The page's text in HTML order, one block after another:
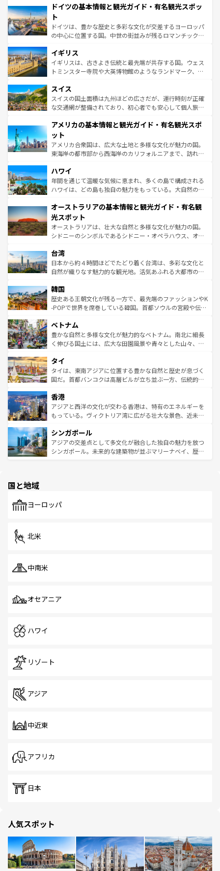
せる。地方によって風土や気候が異なるスペインはその個
ンテンツ一覧 を参照してほしい。
で、幅広い魅力が詰まっている。華麗な宮殿、歴史的な大
聖堂、美しいビーチ、そして豊かな自然が、訪れる者を心
から魅了する。また、フランスは美食の国としても知ら
れ、フランス料理はユネスコ無形文化遺産にも登録されて
香り高いラベンダー畑など、多彩な楽しみ方が可能だ。さ
らに、パリ以外の地域にも魅力が溢れており、どの街角に
も豊かな歴史と文化が息づいている。パリ以外の個性あふ
を参照してほしい。
ドイツの基本情報と観光ガイド・有名観光スポッ
ト
ドイツは、豊かな歴史と多彩な文化が交差するヨーロッパ
の中心に位置する国。中世の街並みが残るロマンチック街
顔を持つこの国は、どこを歩いても飽きることがない。ベ
ルリンの文化的活気、バイエルン州のアルプスの絶景、そ
してライン川沿いのワイン畑といった風景は必見。ビール
は、お酒好きな人にはぜひ体験してほしい。 なお、新着の
ドイツ情報はコンテンツ一覧を参照してほしい。
イギリス
イギリスは、古きよき伝統と最先端が共存する国。ウェス
トミンスター寺院や大英博物館のようなランドマーク、歴
リアごとに異なる魅力がある。また、優雅なアフタヌーン
ティー、ビール好きにはたまらない英国パブ、サッカー観
戦など、本場だからこそできる体験も豊富。イギリスを旅
ンツ一覧を参照してほしい。
スイス
スイスの国土面積は九州ほどの広さだが、運行時刻が正確
な交通網が整備されており、初心者でも安心して個人旅行
の建物がそのまま残る町や、スイスならではのユニークな
博物館もあり、アルプス観光だけでなく町歩きも満喫する
ことができる。国民の所得が高いため物価も高いが、旅行
者向けの交通パス提供のサービスもあり、うまく活用すれ
着のスイス情報は
アメリカの基本情報と観光ガイド・有名観光スポ
ット
アメリカ合衆国は、広大な土地と多様な文化が魅力の国。
東海岸の都市部から西海岸のカリフォルニアまで、訪れる
のような巨大都市は、観光、ショッピング、エンターテイ
ンメントが詰まった刺激的なスポットだ。一方、アメリカ
西部には大自然が広がり、グランドキャニオンやイエロー
部のニューオーリンズでは、音楽と美食が融合した独特の
文化が魅力。旅行者はアメリカの各地域で異なる魅力を楽
しみながら、その多様性と豊かな歴史を感じることができ
るだろう。車でのロードトリップや列車の旅も、アメリカ
情報は
ハワイ
年間を通じて温暖な気候に恵まれ、多くの島で構成される
ハワイは、どの島も独自の魅力をもっている。大自然の神
ワイ島は見逃せない。また、定番の観光地といえばオアフ
島だが、静かな自然を求めるならマウイ島やカウアイ島が
おすすめ。エメラルドグリーンに輝く海をはじめ、豊かな
文化や歴史が息づいている。「アロハスピリット」と呼ば
人々、おいしいローカルフードやハワイアンミュージッ
ク、伝統的なフラダンスなど、すべてがハワイの魅力を彩
っている。訪れるたびに新しい発見と感動が待っているハ
はコンテンツ一覧
オーストラリアの基本情報と観光ガイド・有名観
光スポット
オーストラリアは、壮大な自然と多様な文化が魅力の国。
シドニーのシンボルであるシドニー・オペラハウス、オー
リアリーフや大陸中央部にそびえるウルル（エアーズロッ
ク）、タスマニアの美しい原生林やケアンズの熱帯雨林な
ど、見どころがたくさん。また、カフェやワイン、オージ
いる。アクティビティも充実しており、サーフィンやダイ
ビング、ハイキングなど、アウトドア好きにはたまらな
い。オーストラリアの多彩な魅力を存分に味わいつくそ
参照してほしい。
台湾
日本から約４時間ほどでたどり着く台湾は、多彩な文化と
自然が織りなす魅力的な観光地。活気あふれる大都市の台
ン）、静ひつな山岳地帯である台湾東部など、都市の喧騒
と山間の静けさが共存しており、訪れる人に新しい発見と
驚きをもたらしてくれる。また、奥深い台湾の食文化も魅
容にもいいと評判のスイーツなど、バラエティ豊かな料理
が味わえる。 なお、新着の台湾情報は コンテンツ一覧を参
照してほしい。
韓国
歴史ある王朝文化が残る一方で、最先端のファッションやK
-POPで世界を席巻している韓国。首都ソウルの宮殿や伝統
き、地方に足を延ばせば四季折々の自然美を楽しむことが
できる。そして、キムチや焼肉、絶品のストリートフード
まで、さまざまな韓国料理が待っている。夜には、韓国な
リティに包まれながら、韓国の多彩な魅力を心ゆくまで味
わってみてほしい。 なお、新着の韓国情報はコンテンツ一
覧を参照してほしい。
ベトナム
豊かな自然と多様な文化が魅力的なベトナム。南北に細長
く伸びる国土には、広大な田園風景や青々とした山々、世
急速な発展と共に伝統が息づく。ハノイの古い町並みやホ
ーチミン市のフランス統治時代の建物も、独特の雰囲気を
醸し出している。また、バラエティの豊かさとおいしさで
とつ。フォーやバインミー、ベトナムコーヒーなどは、ぜ
ひ現地で味わいたい。どの地域を訪れてもあたたかい人々
が旅行者を迎えてくれるので、きっと忘れられない旅にな
参照してほしい。
タイ
タイは、東南アジアに位置する豊かな自然と歴史が息づく
国だ。首都バンコクは高層ビルが立ち並ぶ一方、伝統的な
の活気が交差している。北部ではチェンマイなどの山岳地
帯で自然と触れ合い、南部ではプーケットやクラビの美し
いビーチでリゾート気分を楽しむことができる。タイ料理
激する。気候は一年中温暖で、どの季節にも異なる楽しみ
が待っている。親しみやすいタイの人々、仏教を中心とし
た文化、そして多様な観光資源が、訪れる旅人を魅了し続
香港
アジアと西洋の文化が交わる香港は、特有のエネルギーを
もっている。ヴィクトリア湾に広がる壮大な景色、近未来
み、どこを訪れても感動するはず。観光スポットが密集し
ており、効率よく見どころを回れるのも魅力。息をのむよ
うな絶景から文化的な体験まで、香港を存分に楽しみ尽く
シンガポール
アジアの交差点として多文化が融合した独自の魅力を放つ
シンガポール。未来的な建築物が並ぶマリーナベイ、歴史
で、ホーカーズは地元の風情を楽しめる外せないスポット
国と地域
ヨーロッパ
北米
中南米
オセアニア
ハワイ
リゾート
アジア
中近東
アフリカ
日本
人気スポット